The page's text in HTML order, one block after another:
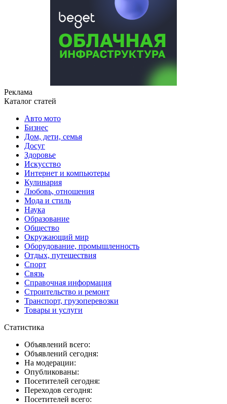
Реклама
Каталог статей
Авто мото
Бизнес
Дом, дети, семья
Досуг
Здоровье
Искусство
Интернет и компьютеры
Кулинария
Любовь, отношения
Мода и стиль
Наука
Образование
Общество
Окружающий мир
Оборудование, промышленность
Отдых, путешествия
Спорт
Связь
Справочная информация
Строительство и ремонт
Транспорт, грузоперевозки
Товары и услуги
Статистика
Объявлений всего:
Объявлений сегодня:
На модерации:
Опубликованы:
Посетителей сегодня:
Переходов сегодня:
Посетителей всего: